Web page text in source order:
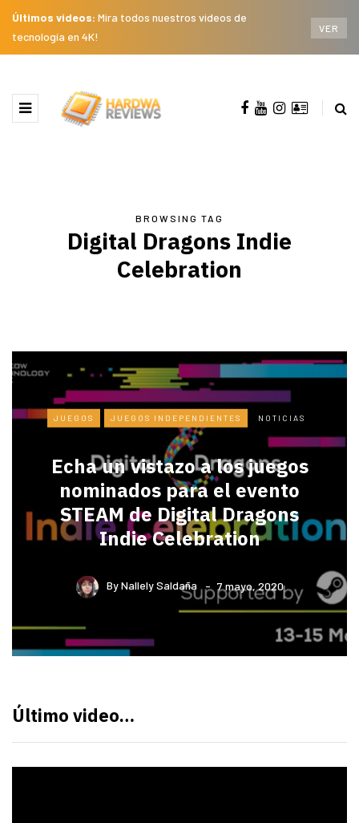
Últimos videos: Mira todos nuestros videos de
tecnología en 4K!
VER
BROWSING TAG
Digital Dragons Indie
Celebration
JUEGOS JUEGOS INDEPENDIENTES NOTICIAS
Echa un vistazo a los juegos
nominados para el evento
STEAM de Digital Dragons
Indie Celebration
ByNallely Saldaña 7 mayo, 2020
Último video…